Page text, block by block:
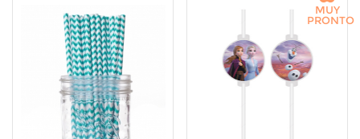
MUY
PRONTO